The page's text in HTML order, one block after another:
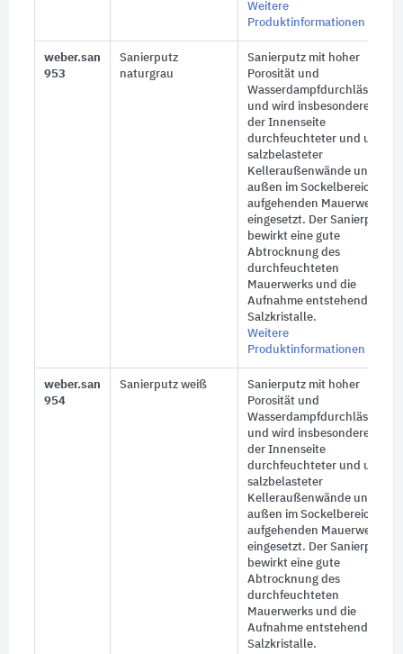
Weitere
Produktinformationen
weber.san
953
Sanierputz
naturgrau
Sanierputz mit hoher
Porosität und
Wasserdampfdurchlässigkeit
und wird insbesondere auf
der Innenseite
durchfeuchteter und u. U.
salzbelasteter
Kelleraußenwände und
außen im Sockelbereich
aufgehenden Mauerwerks
eingesetzt. Der Sanierputz
bewirkt eine gute
Abtrocknung des
durchfeuchteten
Mauerwerks und die
Aufnahme entstehender
Salzkristalle.
Weitere
Produktinformationen
weber.san
954
Sanierputz weiß
Sanierputz mit hoher
Porosität und
Wasserdampfdurchlässigkeit
und wird insbesondere auf
der Innenseite
durchfeuchteter und u. U.
salzbelasteter
Kelleraußenwände und
außen im Sockelbereich
aufgehenden Mauerwerks
eingesetzt. Der Sanierputz
bewirkt eine gute
Abtrocknung des
durchfeuchteten
Mauerwerks und die
Aufnahme entstehender
Salzkristalle.